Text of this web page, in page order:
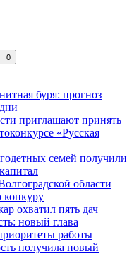
0
буря: прогноз
приглашают принять
«Русская
семей получили
области
конкуру
охватил пять дач
новый глава
работы
получила новый